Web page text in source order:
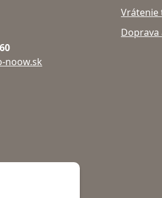
noow.sk
Vrátenie
Doprava